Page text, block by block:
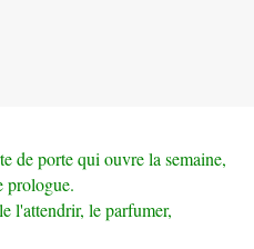
de porte qui ouvre la semaine,
prologue.
l'attendrir, le parfumer,